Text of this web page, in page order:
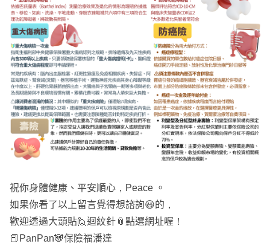
祝你身體健康、平安順心，Peace 。
如果你看了以上留言覺得想諮詢😃的，
歡迎透過大頭貼🙋迴紋針📎點選網址喔！
📕PanPan🐼保險福潘達